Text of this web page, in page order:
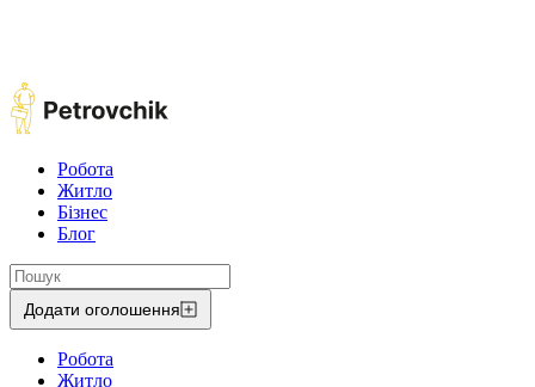
Робота
Житло
Бізнес
Блог
Додати оголошення
Робота
Житло